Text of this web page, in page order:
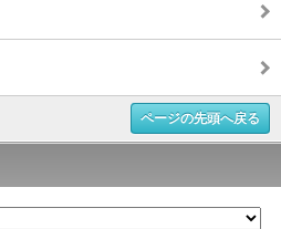
ページの先頭へ戻る